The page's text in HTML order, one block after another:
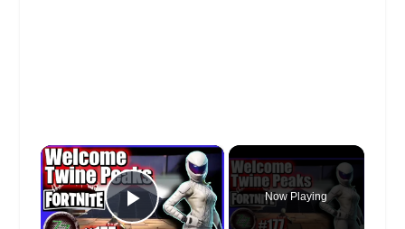
×
Play Video
Now Playing